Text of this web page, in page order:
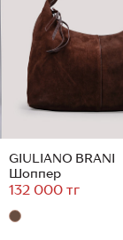
GIULIANO BRANI
Шоппер
132 000 тг